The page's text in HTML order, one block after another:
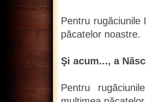
Pentru rugăciunile
păcatelor noastre.
Şi acum..., a
Pentru